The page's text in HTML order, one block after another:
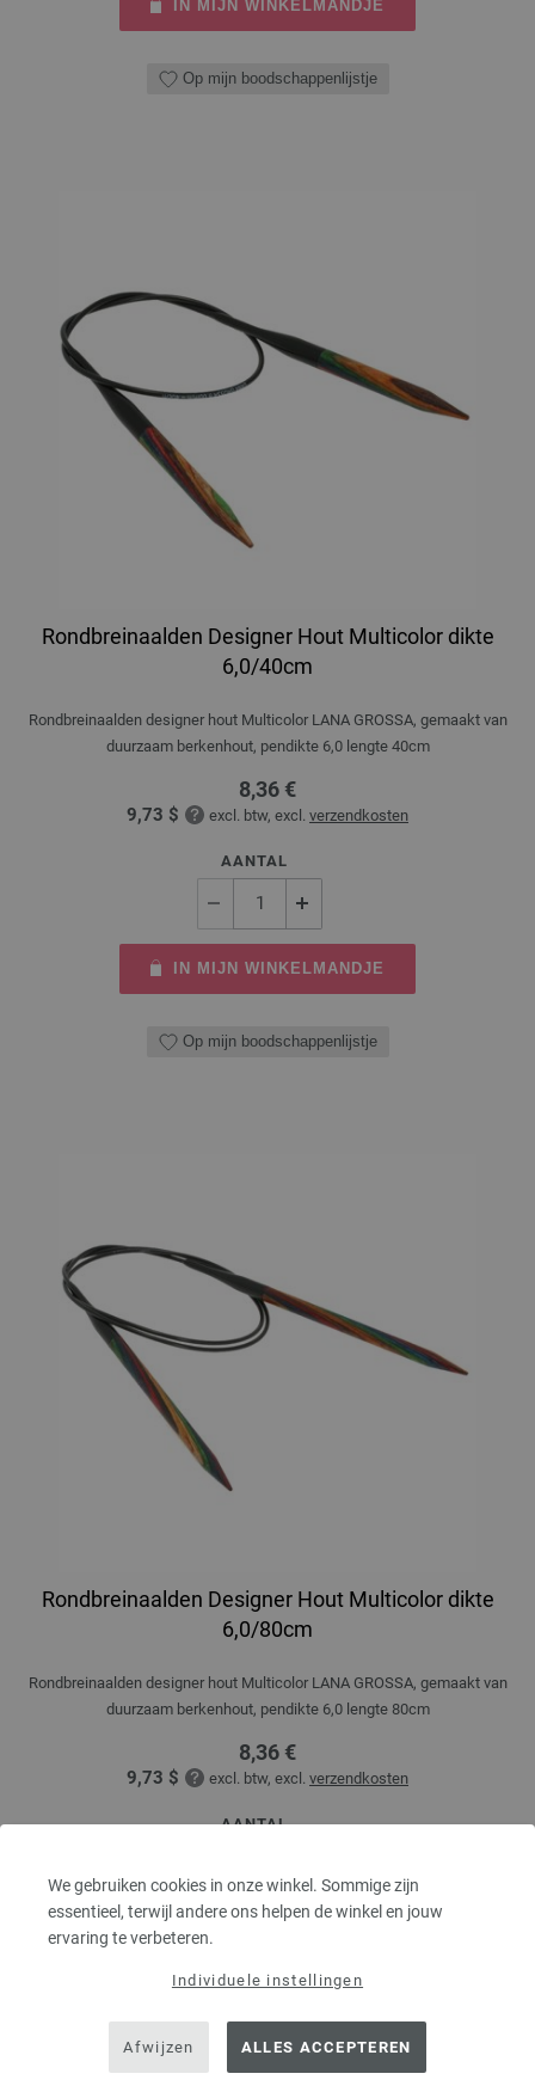
We gebruiken cookies in onze winkel. Sommige zijn
essentieel, terwijl andere ons helpen de winkel en jouw
ervaring te verbeteren.
Individuele instellingen
Afwijzen ALLES ACCEPTEREN
IN MIJN WINKELMANDJE
Op mijn boodschappenlijstje
Rondbreinaalden Designer Hout Multicolor dikte
6,0/40cm
Rondbreinaalden designer hout Multicolor LANA GROSSA, gemaakt van
duurzaam berkenhout, pendikte 6,0 lengte 40cm
8,36 €
9,73 $ excl. btw, excl. verzendkosten
AANTAL
IN MIJN WINKELMANDJE
Op mijn boodschappenlijstje
Rondbreinaalden Designer Hout Multicolor dikte
6,0/80cm
Rondbreinaalden designer hout Multicolor LANA GROSSA, gemaakt van
duurzaam berkenhout, pendikte 6,0 lengte 80cm
8,36 €
9,73 $ excl. btw, excl. verzendkosten
AANTAL
IN MIJN WINKELMANDJE